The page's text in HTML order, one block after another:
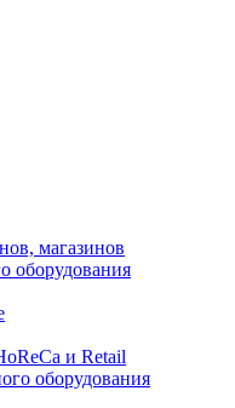
магазинов
оборудования
и Retail
оборудования